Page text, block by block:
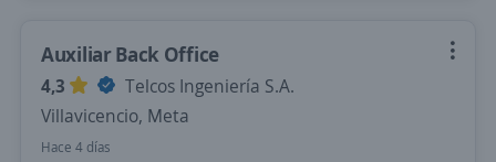
Auxiliar Back Office
4,3
Telcos Ingeniería S.A.
Villavicencio, Meta
Hace 4 días